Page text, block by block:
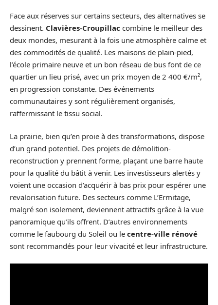
Face aux réserves sur certains secteurs, des alternatives se
dessinent. Clavières-Croupillac combine le meilleur des
deux mondes, mesurant à la fois une atmosphère calme et
des commodités de qualité. Les maisons de plain-pied,
l’école primaire neuve et un bon réseau de bus font de ce
quartier un lieu prisé, avec un prix moyen de 2 400 €/m²,
en progression constante. Des événements
communautaires y sont régulièrement organisés,
raffermissant le tissu social.
La prairie, bien qu’en proie à des transformations, dispose
d’un grand potentiel. Des projets de démolition-
reconstruction y prennent forme, plaçant une barre haute
pour la qualité du bâtit à venir. Les investisseurs alertés y
voient une occasion d’acquérir à bas prix pour espérer une
revalorisation future. Des secteurs comme L’Ermitage,
malgré son isolement, deviennent attractifs grâce à la vue
panoramique qu’ils offrent. D’autres environnements
comme le faubourg du Soleil ou le centre-ville rénové
sont recommandés pour leur vivacité et leur infrastructure.